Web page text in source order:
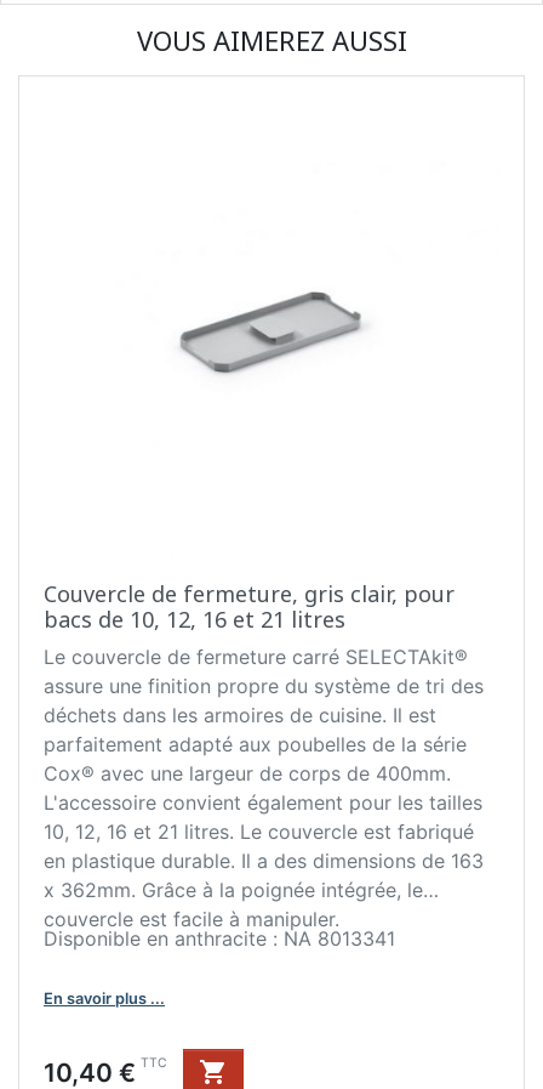
VOUS AIMEREZ AUSSI
Couvercle de fermeture, gris clair, pour
bacs de 10, 12, 16 et 21 litres
Le couvercle de fermeture carré SELECTAkit®
assure une finition propre du système de tri des
déchets dans les armoires de cuisine. Il est
parfaitement adapté aux poubelles de la série
Cox® avec une largeur de corps de 400mm.
L'accessoire convient également pour les tailles
10, 12, 16 et 21 litres. Le couvercle est fabriqué
en plastique durable. Il a des dimensions de 163
x 362mm. Grâce à la poignée intégrée, le
couvercle est facile à manipuler.
Disponible en anthracite : NA 8013341
En savoir plus ...
Prix
10,40 € TTC
